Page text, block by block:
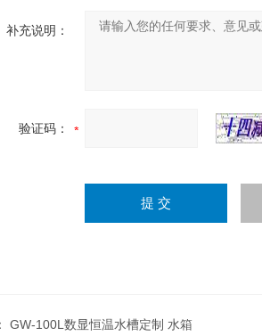
补充说明：
验证码：
GW-100L数显恒温水槽定制 水箱